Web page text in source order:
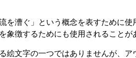
漕ぐ」という概念を表すために
徴するためにも使用されることが
文字の一つではありませんが、